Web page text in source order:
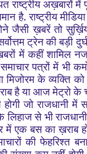
अख़बारों में
है. राष्ट्रीय
जैसी ख़बरें तो
ट्रेन की बड़ी
ख़बरों में कहीं
पत्रों में भी
मिजोरम के व्यक्ति
है या आज मेट्रो
होगी जो राजधानी
से भी
एक बस का ख़राब
की फेहरिश्त